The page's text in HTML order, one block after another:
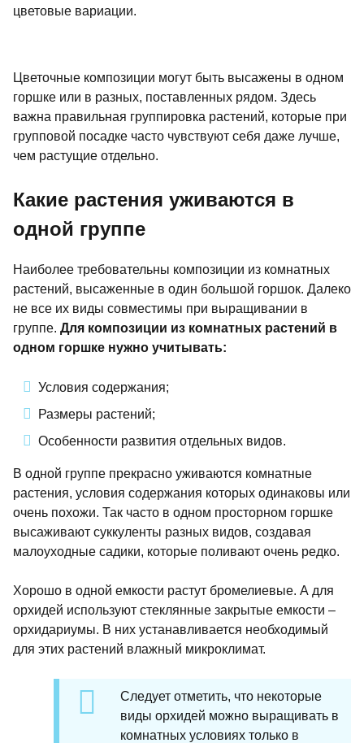
цветовые вариации.
Цветочные композиции могут быть высажены в одном
горшке или в разных, поставленных рядом. Здесь
важна правильная группировка растений, которые при
групповой посадке часто чувствуют себя даже лучше,
чем растущие отдельно.
Какие растения уживаются в
одной группе
Наиболее требовательны композиции из комнатных
растений, высаженные в один большой горшок. Далеко
не все их виды совместимы при выращивании в
группе. Для композиции из комнатных растений в
одном горшке нужно учитывать:
Условия содержания;
Размеры растений;
Особенности развития отдельных видов.
В одной группе прекрасно уживаются комнатные
растения, условия содержания которых одинаковы или
очень похожи. Так часто в одном просторном горшке
высаживают суккуленты разных видов, создавая
малоуходные садики, которые поливают очень редко.
Хорошо в одной емкости растут бромелиевые. А для
орхидей используют стеклянные закрытые емкости –
орхидариумы. В них устанавливается необходимый
для этих растений влажный микроклимат.
Следует отметить, что некоторые
виды орхидей можно выращивать в
комнатных условиях только в